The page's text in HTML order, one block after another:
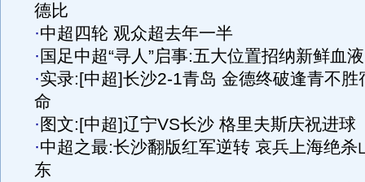
德比
·中超四轮 观众超去年一半
· 国足中超“寻人”启事:五大位置招纳新鲜血液
·实录:[中超]长沙2-1青岛 金德终破逢青不胜
命
· 图文:[中超]辽宁VS长沙 格里夫斯庆祝进球
·中超之最:长沙翻版红军逆转 哀兵上海绝杀
东